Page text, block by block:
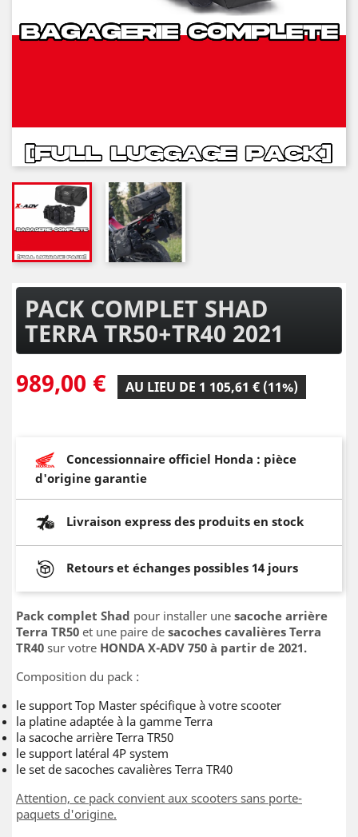
PACK COMPLET SHAD
TERRA TR50+TR40 2021
989,00 €
AU LIEU DE 1 105,61 € (11%)
Concessionnaire officiel Honda : pièce
d'origine garantie
Livraison express des produits en stock
Retours et échanges possibles 14 jours
Pack complet Shad pour installer une sacoche arrière
Terra TR50 et une paire de sacoches cavalières Terra
TR40 sur votre HONDA X-ADV 750 à partir de 2021.
Composition du pack :
le support Top Master spécifique à votre scooter
la platine adaptée à la gamme Terra
la sacoche arrière Terra TR50
le support latéral 4P system
le set de sacoches cavalières Terra TR40
Attention, ce pack convient aux scooters sans porte-
paquets d'origine.